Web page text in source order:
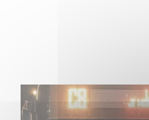
Une date de sortie pour
Dubosc